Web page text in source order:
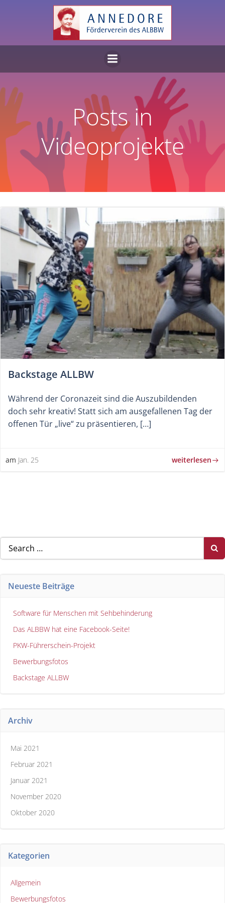
Zum
Inhalt
springen
Posts in
Videoprojekte
Backstage ALLBW
Während der Coronazeit sind die Auszubildenden
doch sehr kreativ! Statt sich am ausgefallenen Tag der
offenen Tür „live“ zu präsentieren, […]
am Jan. 25 weiterlesen
Search
for:
Neueste Beiträge
Software für Menschen mit Sehbehinderung
Das ALBBW hat eine Facebook-Seite!
PKW-Führerschein-Projekt
Bewerbungsfotos
Backstage ALLBW
Archiv
Mai 2021
Februar 2021
Januar 2021
November 2020
Oktober 2020
Kategorien
Allgemein
Bewerbungsfotos